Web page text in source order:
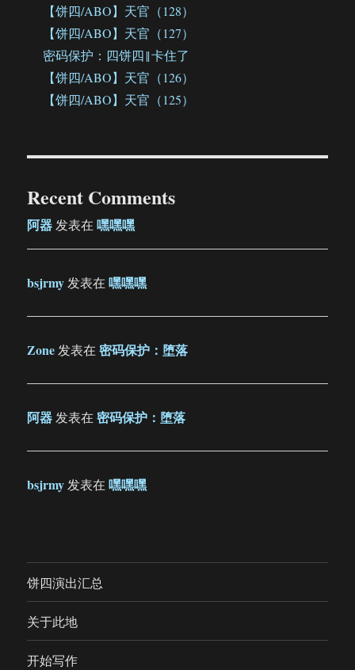
【饼四/ABO】天官（128）
【饼四/ABO】天官（127）
密码保护：四饼四‖卡住了
【饼四/ABO】天官（126）
【饼四/ABO】天官（125）
Recent Comments
阿器发表在嘿嘿嘿
bsjrmy发表在嘿嘿嘿
Zone发表在密码保护：堕落
阿器发表在密码保护：堕落
bsjrmy发表在嘿嘿嘿
饼四演出汇总
关于此地
开始写作